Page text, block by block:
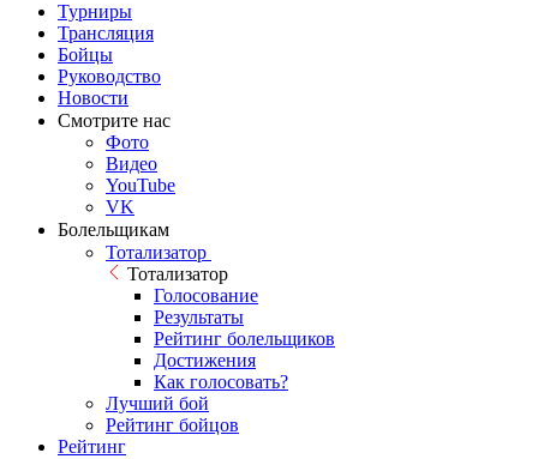
Турниры
Трансляция
Бойцы
Руководство
Новости
Смотрите нас
Фото
Видео
YouTube
VK
Болельщикам
Тотализатор
Тотализатор
Голосование
Результаты
Рейтинг болельщиков
Достижения
Как голосовать?
Лучший бой
Рейтинг бойцов
Рейтинг